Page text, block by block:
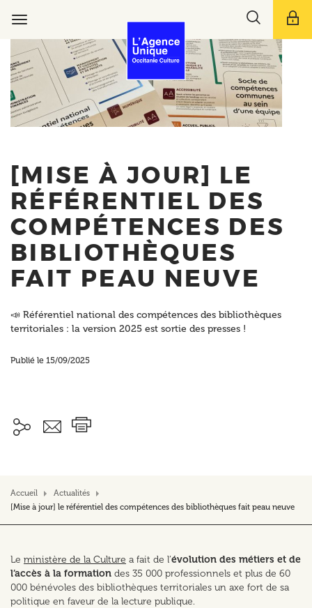
principalnavigation
Toggle
bar
[MISE À JOUR] LE
RÉFÉRENTIEL DES
COMPÉTENCES DES
BIBLIOTHÈQUES
FAIT PEAU NEUVE
📣 Référentiel national des compétences des bibliothèques
territoriales : la version 2025 est sortie des presses !
Publié le 15/09/2025
Accueil
Actualités
[Mise à jour] le référentiel des compétences des bibliothèques fait peau neuve
Le ministère de la Culture a fait de l’évolution des métiers et de
l’accès à la formation des 35 000 professionnels et plus de 60
000 bénévoles des bibliothèques territoriales un axe fort de sa
politique en faveur de la lecture publique.